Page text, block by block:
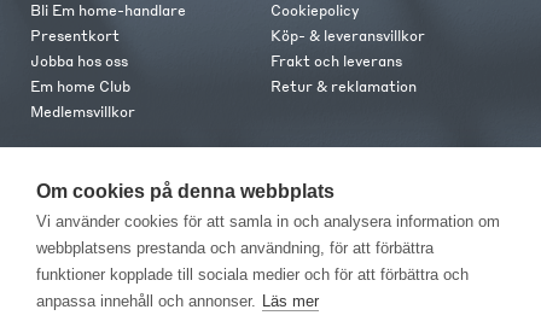
Bli Em home-handlare
Presentkort
Jobba hos oss
Em home Club
Medlemsvillkor
Cookiepolicy
Köp- & leveransvillkor
Frakt och leverans
Retur & reklamation
Kontakta oss
Butiker
Press
Om cookies på denna webbplats
Vi använder cookies för att samla in och analysera information om
webbplatsens prestanda och användning, för att förbättra
funktioner kopplade till sociala medier och för att förbättra och
anpassa innehåll och annonser. Läs mer